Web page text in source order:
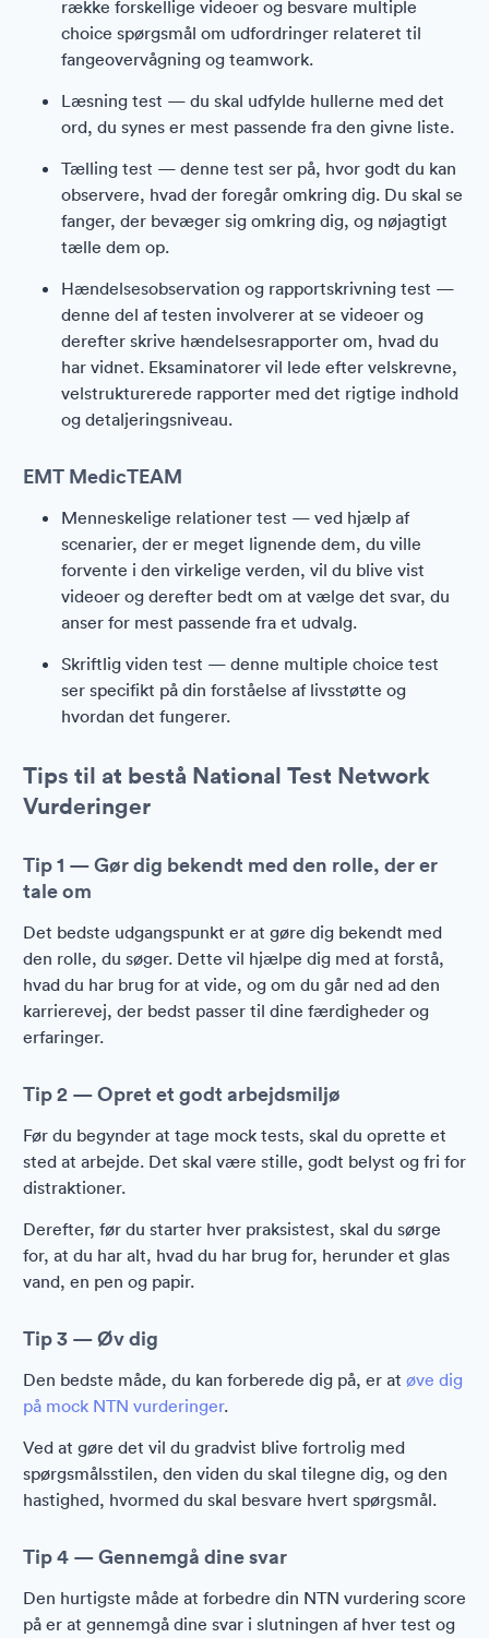
række forskellige videoer og besvare multiple
choice spørgsmål om udfordringer relateret til
fangeovervågning og teamwork.
Læsning test — du skal udfylde hullerne med det
ord, du synes er mest passende fra den givne liste.
Tælling test — denne test ser på, hvor godt du kan
observere, hvad der foregår omkring dig. Du skal se
fanger, der bevæger sig omkring dig, og nøjagtigt
tælle dem op.
Hændelsesobservation og rapportskrivning test —
denne del af testen involverer at se videoer og
derefter skrive hændelsesrapporter om, hvad du
har vidnet. Eksaminatorer vil lede efter velskrevne,
velstrukturerede rapporter med det rigtige indhold
og detaljeringsniveau.
EMT MedicTEAM
Menneskelige relationer test — ved hjælp af
scenarier, der er meget lignende dem, du ville
forvente i den virkelige verden, vil du blive vist
videoer og derefter bedt om at vælge det svar, du
anser for mest passende fra et udvalg.
Skriftlig viden test — denne multiple choice test
ser specifikt på din forståelse af livsstøtte og
hvordan det fungerer.
Tips til at bestå National Test Network
Vurderinger
Tip 1 — Gør dig bekendt med den rolle, der er
tale om
Det bedste udgangspunkt er at gøre dig bekendt med
den rolle, du søger. Dette vil hjælpe dig med at forstå,
hvad du har brug for at vide, og om du går ned ad den
karrierevej, der bedst passer til dine færdigheder og
erfaringer.
Tip 2 — Opret et godt arbejdsmiljø
Før du begynder at tage mock tests, skal du oprette et
sted at arbejde. Det skal være stille, godt belyst og fri for
distraktioner.
Derefter, før du starter hver praksistest, skal du sørge
for, at du har alt, hvad du har brug for, herunder et glas
vand, en pen og papir.
Tip 3 — Øv dig
Den bedste måde, du kan forberede dig på, er at øve dig
på mock NTN vurderinger.
Ved at gøre det vil du gradvist blive fortrolig med
spørgsmålsstilen, den viden du skal tilegne dig, og den
hastighed, hvormed du skal besvare hvert spørgsmål.
Tip 4 — Gennemgå dine svar
Den hurtigste måde at forbedre din NTN vurdering score
på er at gennemgå dine svar i slutningen af hver test og